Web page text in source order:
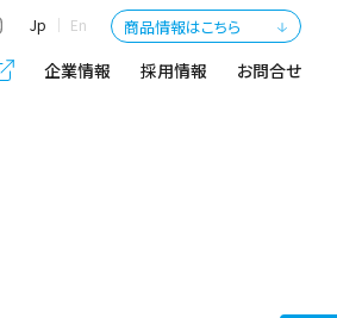
Jp En 商品情報はこちら
企業情報 採用情報 お問合せ